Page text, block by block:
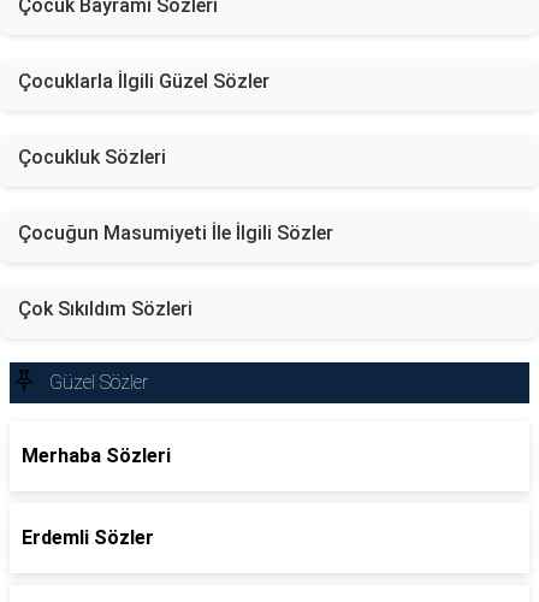
Çocuk Bayramı Sözleri
Çocuklarla İlgili Güzel Sözler
Çocukluk Sözleri
Çocuğun Masumiyeti İle İlgili Sözler
Çok Sıkıldım Sözleri
Güzel Sözler
Merhaba Sözleri
Erdemli Sözler